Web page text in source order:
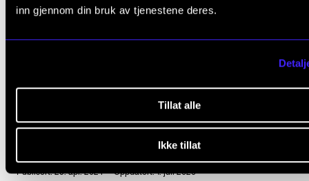
inn gjennom din bruk av tjenestene deres.
Tillat alle
Ikke tillat
Mattis Teigen (trommer)
Publisert: 23. apr. 2024 — Oppdatert: 1. juli 2026